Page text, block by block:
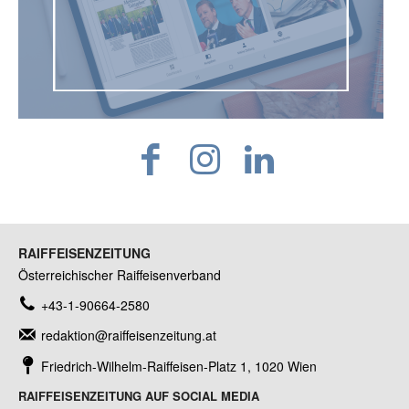
RAIFFEISENZEITUNG
Österreichischer Raiffeisenverband
+43-1-90664-2580
redaktion@raiffeisenzeitung.at
Friedrich-Wilhelm-Raiffeisen-Platz 1, 1020 Wien
RAIFFEISENZEITUNG AUF SOCIAL MEDIA